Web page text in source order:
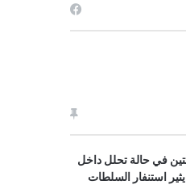
في حالة تحلل داخل
استنفار السلطات